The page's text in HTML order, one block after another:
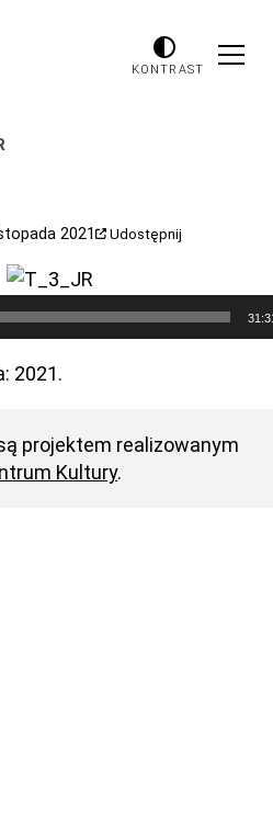
KONTRAST
2021 Udostępnij
2021.
projektem realizowanym
Kultury.